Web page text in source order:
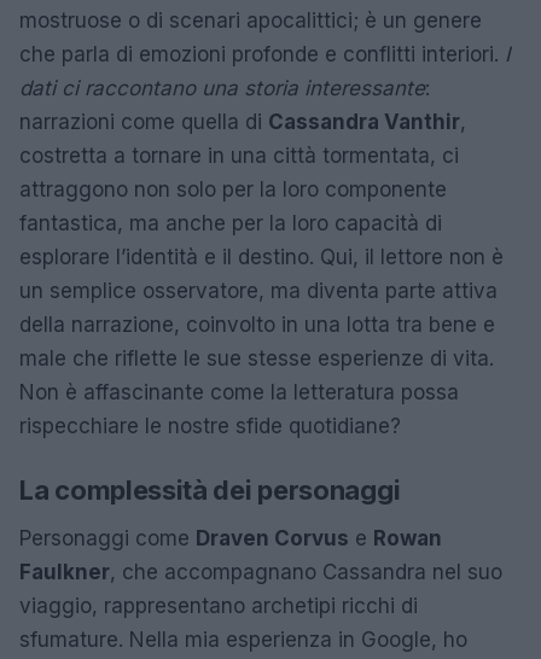
mostruose o di scenari apocalittici; è un genere
che parla di emozioni profonde e conflitti interiori. I
dati ci raccontano una storia interessante:
narrazioni come quella di Cassandra Vanthir,
costretta a tornare in una città tormentata, ci
attraggono non solo per la loro componente
fantastica, ma anche per la loro capacità di
esplorare l’identità e il destino. Qui, il lettore non è
un semplice osservatore, ma diventa parte attiva
della narrazione, coinvolto in una lotta tra bene e
male che riflette le sue stesse esperienze di vita.
Non è affascinante come la letteratura possa
rispecchiare le nostre sfide quotidiane?
La complessità dei personaggi
Personaggi come Draven Corvus e Rowan
Faulkner, che accompagnano Cassandra nel suo
viaggio, rappresentano archetipi ricchi di
sfumature. Nella mia esperienza in Google, ho